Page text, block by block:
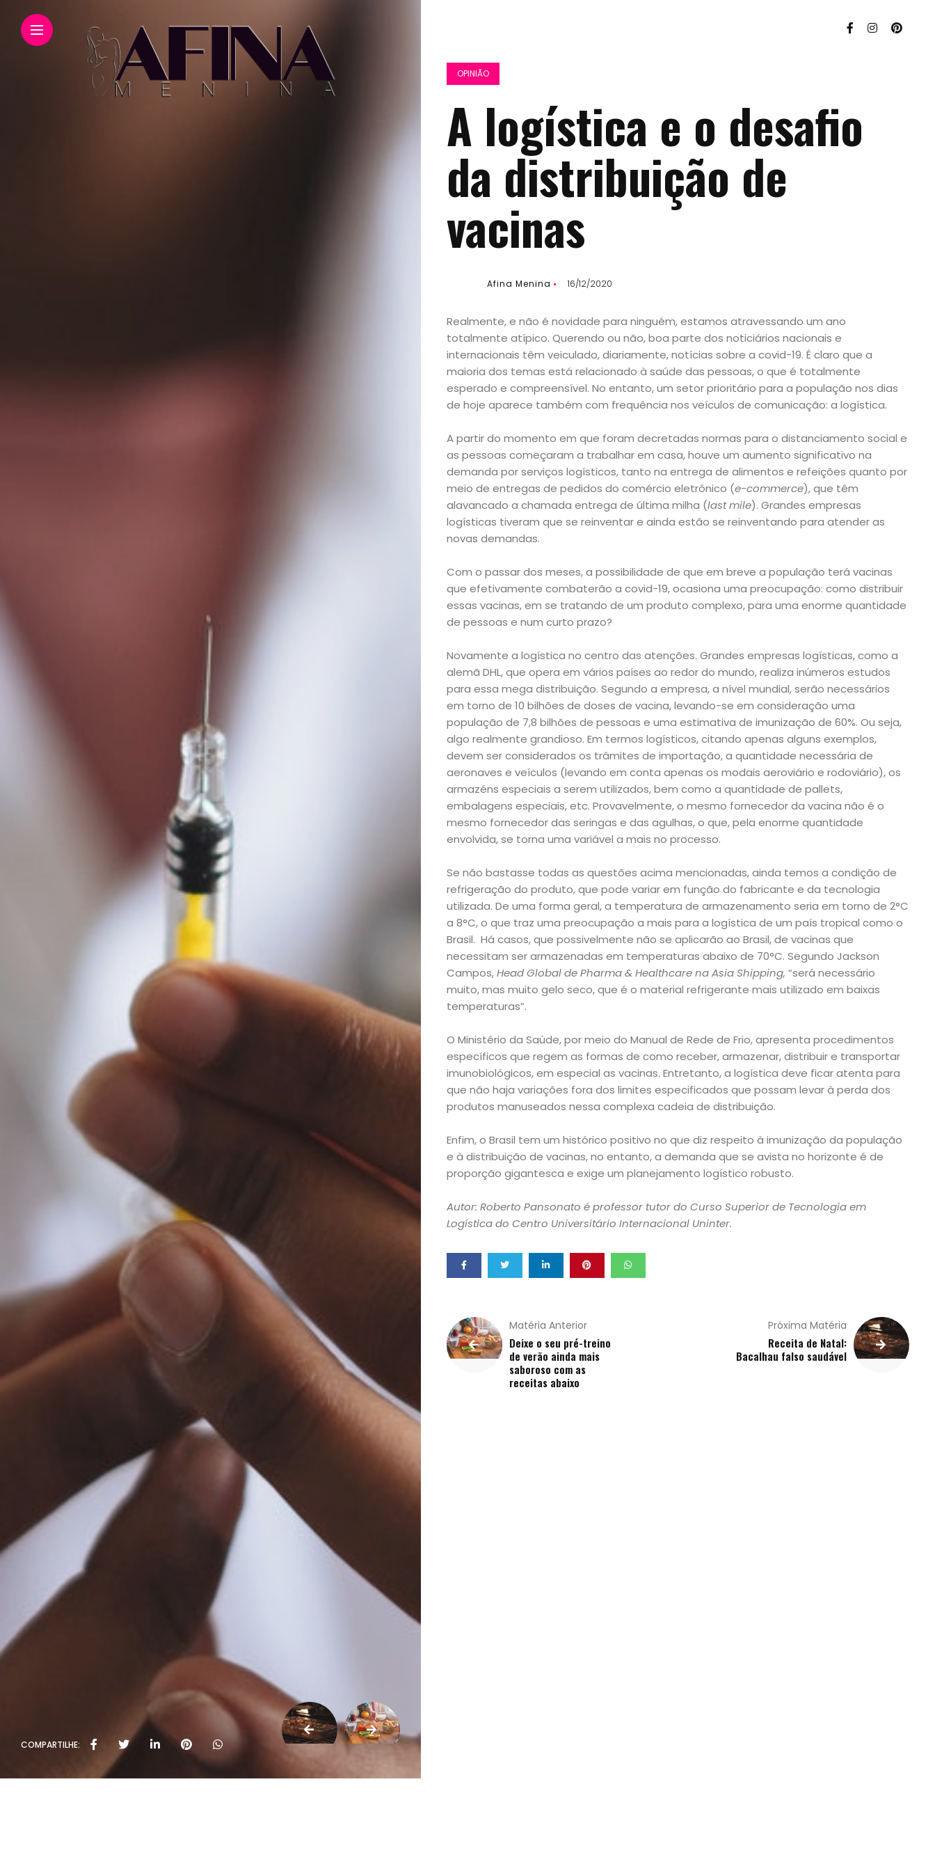
Início
Academia
Beleza
Bora
lá!
Casa
e
Decoração
Exclusiva
Homem
Mães
&
Filhos
Notícias
Opinião
Pets
Receitas
Saúde
e
Qualidade
COMPARTILHE:
OPINIÃO
A logística e o desafio
da distribuição de
vacinas
Afina Menina 16/12/2020
Realmente, e não é novidade para ninguém, estamos atravessando um ano
totalmente atípico. Querendo ou não, boa parte dos noticiários nacionais e
internacionais têm veiculado, diariamente, notícias sobre a covid-19. É claro que a
maioria dos temas está relacionado à saúde das pessoas, o que é totalmente
esperado e compreensível. No entanto, um setor prioritário para a população nos dias
de hoje aparece também com frequência nos veículos de comunicação: a logística.
A partir do momento em que foram decretadas normas para o distanciamento social e
as pessoas começaram a trabalhar em casa, houve um aumento significativo na
demanda por serviços logísticos, tanto na entrega de alimentos e refeições quanto por
meio de entregas de pedidos do comércio eletrônico (e-commerce), que têm
alavancado a chamada entrega de última milha (last mile). Grandes empresas
logísticas tiveram que se reinventar e ainda estão se reinventando para atender as
novas demandas.
Com o passar dos meses, a possibilidade de que em breve a população terá vacinas
que efetivamente combaterão a covid-19, ocasiona uma preocupação: como distribuir
essas vacinas, em se tratando de um produto complexo, para uma enorme quantidade
de pessoas e num curto prazo?
Novamente a logística no centro das atenções. Grandes empresas logísticas, como a
alemã DHL, que opera em vários países ao redor do mundo, realiza inúmeros estudos
para essa mega distribuição. Segundo a empresa, a nível mundial, serão necessários
em torno de 10 bilhões de doses de vacina, levando-se em consideração uma
população de 7,8 bilhões de pessoas e uma estimativa de imunização de 60%. Ou seja,
algo realmente grandioso. Em termos logísticos, citando apenas alguns exemplos,
devem ser considerados os trâmites de importação, a quantidade necessária de
aeronaves e veículos (levando em conta apenas os modais aeroviário e rodoviário), os
armazéns especiais a serem utilizados, bem como a quantidade de pallets,
embalagens especiais, etc. Provavelmente, o mesmo fornecedor da vacina não é o
mesmo fornecedor das seringas e das agulhas, o que, pela enorme quantidade
envolvida, se torna uma variável a mais no processo.
Se não bastasse todas as questões acima mencionadas, ainda temos a condição de
refrigeração do produto, que pode variar em função do fabricante e da tecnologia
utilizada. De uma forma geral, a temperatura de armazenamento seria em torno de 2°C
a 8°C, o que traz uma preocupação a mais para a logística de um país tropical como o
Brasil. Há casos, que possivelmente não se aplicarão ao Brasil, de vacinas que
necessitam ser armazenadas em temperaturas abaixo de 70°C. Segundo Jackson
Campos,Head Global de Pharma & Healthcare na Asia Shipping, “será necessário
muito, mas muito gelo seco, que é o material refrigerante mais utilizado em baixas
temperaturas”.
O Ministério da Saúde, por meio do Manual de Rede de Frio, apresenta procedimentos
específicos que regem as formas de como receber, armazenar, distribuir e transportar
imunobiológicos, em especial as vacinas. Entretanto, a logística deve ficar atenta para
que não haja variações fora dos limites especificados que possam levar à perda dos
produtos manuseados nessa complexa cadeia de distribuição.
Enfim, o Brasil tem um histórico positivo no que diz respeito à imunização da população
e à distribuição de vacinas, no entanto, a demanda que se avista no horizonte é de
proporção gigantesca e exige um planejamento logístico robusto.
Autor: Roberto Pansonato é professor tutor do Curso Superior de Tecnologia em
Logística do Centro Universitário Internacional Uninter.
Matéria Anterior
Deixe o seu pré-treino
de verão ainda mais
saboroso com as
receitas abaixo
Próxima Matéria
Receita de Natal:
Bacalhau falso saudável